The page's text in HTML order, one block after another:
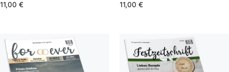
11,00 € 11,00 €